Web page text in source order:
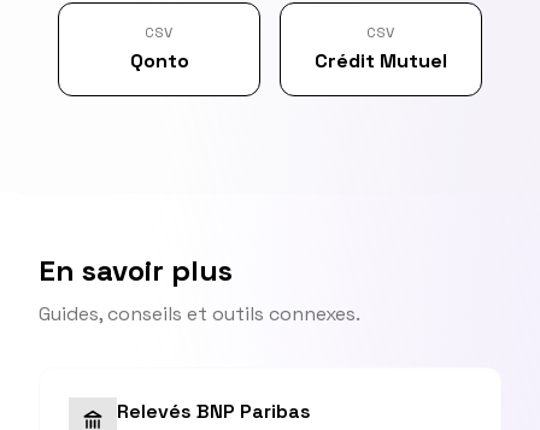
CSV
Qonto
CSV
Crédit Mutuel
En savoir plus
Guides, conseils et outils connexes.
Relevés BNP Paribas